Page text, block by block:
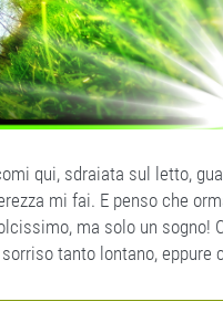
qui, sdraiata sul letto,
mi fai. E penso che
ma solo un sogno!
tanto lontano, eppure